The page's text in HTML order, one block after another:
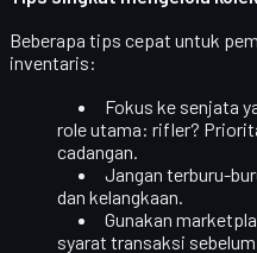
Beberapa tips cepat untuk
inventaris:
Fokus ke senjata
role utama: rifler?
cadangan.
Jangan terburu-
dan kelangkaan.
Gunakan
syarat transaksi